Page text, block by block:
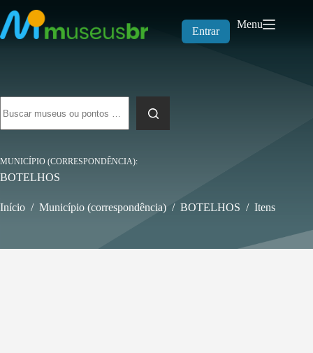
para
o
conteúdo
Entrar
Menu
resultados
MUNICÍPIO (CORRESPONDÊNCIA)
BOTELHOS
Início / Município (correspondência) / BOTELHOS / Itens